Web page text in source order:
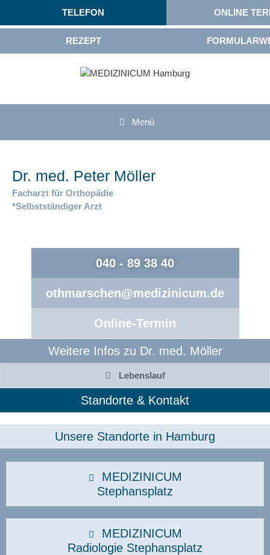
Menü
Dr. med. Peter Möller
Facharzt für Orthopädie
*Selbstständiger Arzt
040 - 89 38 40
othmarschen@medizinicum.de
Online-Termin
Weitere Infos zu Dr. med. Möller
Lebenslauf
Standorte & Kontakt
Unsere Standorte in Hamburg​
MEDIZINICUM
Stephansplatz
MEDIZINICUM
Radiologie Stephansplatz
TELEFON ONLINE
REZEPT